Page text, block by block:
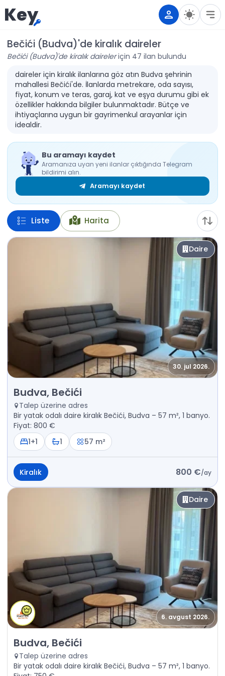
Key
Bečići (Budva)'de kiralık daireler
Bečići (Budva)'de kiralık daireleriçin 47 ilan bulundu
daireler için kiralık ilanlarına göz atın Budva şehrinin
mahallesi Bečići'de. İlanlarda metrekare, oda sayısı,
fiyat, konum ve teras, garaj, kat ve eşya durumu gibi ek
özellikler hakkında bilgiler bulunmaktadır. Bütçe ve
ihtiyaçlarına uygun bir gayrimenkul arayanlar için
idealdir.
Bu aramayı kaydet
Aramanıza uyan yeni ilanlar çıktığında Telegram
bildirimi alın.
Aramayı kaydet
Liste Harita
Daire
30. jul 2026.
Kiralık - Daire Budva, Bečići
Budva, Bečići
Talep üzerine adres
Bir yatak odalı daire kiralık Bečići, Budva – 57 m², 1 banyo.
Fiyat: 800 €
1+1
1 57 m²
Kiralık 800 €/ay
Daire
6. avgust 2026.
Kiralık - Daire Budva, Bečići
Budva, Bečići
Talep üzerine adres
Bir yatak odalı daire kiralık Bečići, Budva – 57 m², 1 banyo.